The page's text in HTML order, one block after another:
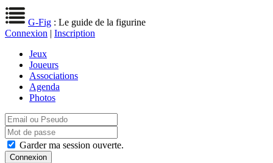
G-Fig : Le guide de la figurine
Connexion | Inscription
Jeux
Joueurs
Associations
Agenda
Photos
Garder ma session ouverte.